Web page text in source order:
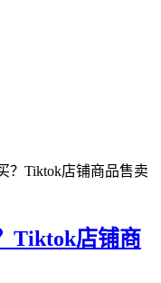
？Tiktok店铺商品售卖
Tiktok店铺商